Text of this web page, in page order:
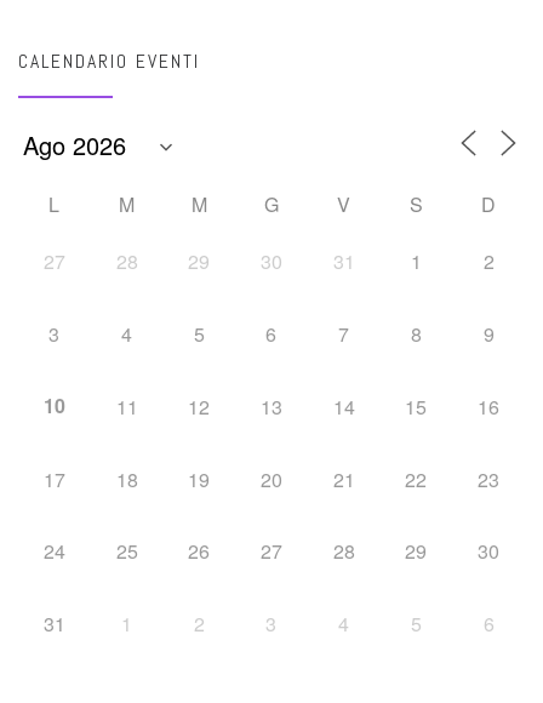
CALENDARIO EVENTI
L M M G V S D
27 28 29 30 31 1 2
3 4 5 6 7 8 9
10 11 12 13 14 15 16
17 18 19 20 21 22 23
24 25 26 27 28 29 30
31 1 2 3 4 5 6